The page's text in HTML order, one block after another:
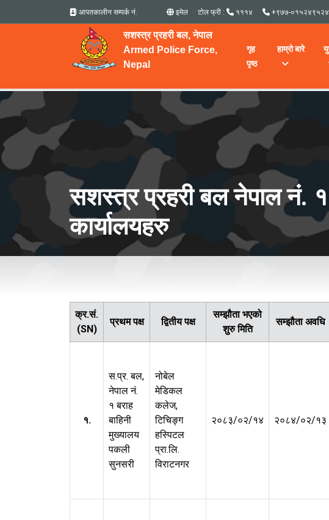
आपतकालीन सम्पर्क नं. इमेल टोल फ्री : १११४ +९७७-०१५२४९५२४
सशस्त्र प्रहरी बल, नेपाल
Armed Police Force,
Nepal
गृह
पृष्ठ
हाम्रो बारे
सशस्त्र प्रहरी बल नेपाल नं. १
कार्यालयहरु
क्र.सं.
(SN)
प्रथम पक्ष द्वितीय पक्ष
सम्झौता भएको
शुरु मिति
सम्झौता अवधि
१.
स.प्र. बल,
नेपाल नं.
१ बराह
बाहिनी
मुख्यालय
पकली
सुनसरी
नोबेल
मेडिकल
कलेज,
टिचिङ्ग
हस्पिटल
प्रा.लि.
विराटनगर
२०८३/०२/१४ २०८४/०२/१३